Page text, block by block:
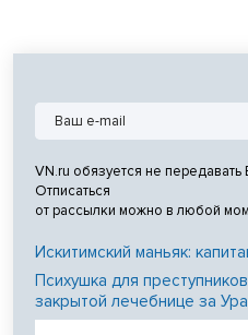
VN.ru обязуется не
Отписаться
от рассылки можно в любой
Искитимский маньяк:
Психушка для
закрытой лечебнице за